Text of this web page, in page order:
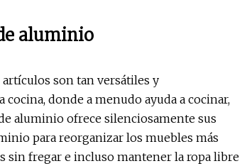
aluminio
artículos son tan versátiles y
donde a menudo ayuda a cocinar,
aluminio ofrece silenciosamente sus
para reorganizar los muebles más
sin fregar e incluso mantener la ropa libre